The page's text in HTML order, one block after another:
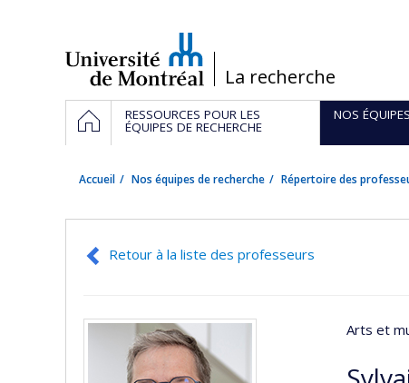
/La recherche
Navigation
principale
ACCUEILRESSOURCES POUR LES
ÉQUIPES DE RECHERCHE
NOS
Accueil Nos équipes de recherche Répertoire des
Retour à la liste des professeurs
Arts et